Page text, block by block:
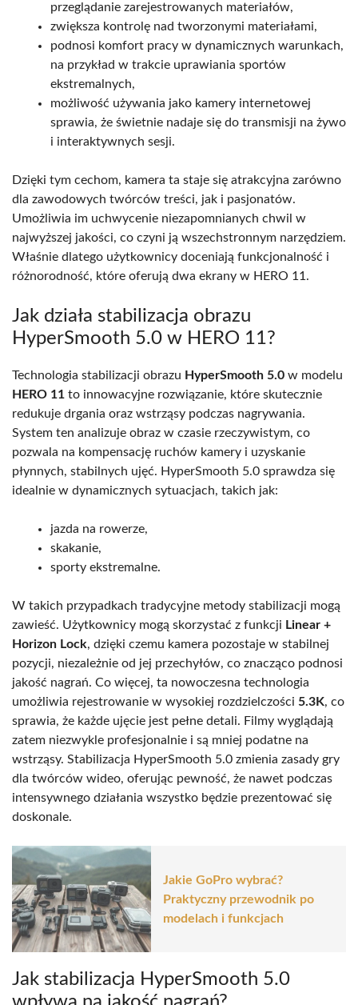
przeglądanie zarejestrowanych materiałów,
zwiększa kontrolę nad tworzonymi materiałami,
podnosi komfort pracy w dynamicznych warunkach,
na przykład w trakcie uprawiania sportów
ekstremalnych,
możliwość używania jako kamery internetowej
sprawia, że świetnie nadaje się do transmisji na żywo
i interaktywnych sesji.
Dzięki tym cechom, kamera ta staje się atrakcyjna zarówno
dla zawodowych twórców treści, jak i pasjonatów.
Umożliwia im uchwycenie niezapomnianych chwil w
najwyższej jakości, co czyni ją wszechstronnym narzędziem.
Właśnie dlatego użytkownicy doceniają funkcjonalność i
różnorodność, które oferują dwa ekrany w HERO 11.
Jak działa stabilizacja obrazu
HyperSmooth 5.0 w HERO 11?
Technologia stabilizacji obrazu HyperSmooth 5.0 w modelu
HERO 11 to innowacyjne rozwiązanie, które skutecznie
redukuje drgania oraz wstrząsy podczas nagrywania.
System ten analizuje obraz w czasie rzeczywistym, co
pozwala na kompensację ruchów kamery i uzyskanie
płynnych, stabilnych ujęć. HyperSmooth 5.0 sprawdza się
idealnie w dynamicznych sytuacjach, takich jak:
jazda na rowerze,
skakanie,
sporty ekstremalne.
W takich przypadkach tradycyjne metody stabilizacji mogą
zawieść. Użytkownicy mogą skorzystać z funkcji Linear +
Horizon Lock, dzięki czemu kamera pozostaje w stabilnej
pozycji, niezależnie od jej przechyłów, co znacząco podnosi
jakość nagrań. Co więcej, ta nowoczesna technologia
umożliwia rejestrowanie w wysokiej rozdzielczości 5.3K, co
sprawia, że każde ujęcie jest pełne detali. Filmy wyglądają
zatem niezwykle profesjonalnie i są mniej podatne na
wstrząsy. Stabilizacja HyperSmooth 5.0 zmienia zasady gry
dla twórców wideo, oferując pewność, że nawet podczas
intensywnego działania wszystko będzie prezentować się
doskonale.
Jakie GoPro wybrać?
Praktyczny przewodnik po
modelach i funkcjach
Jak stabilizacja HyperSmooth 5.0